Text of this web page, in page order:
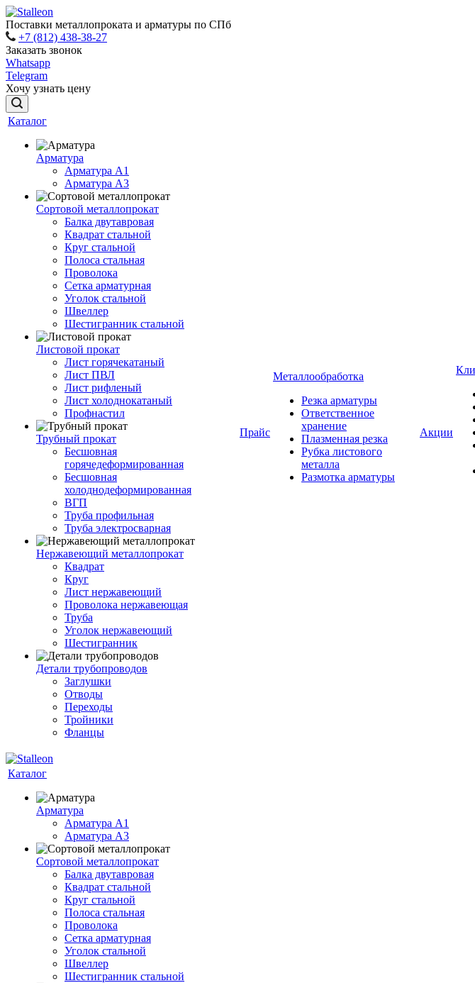
Поставки металлопроката и арматуры по СПб
+7 (812) 438-38-27
Заказать звонок
Whatsapp
Telegram
Хочу узнать цену
Каталог
Арматура
Арматура A1
Арматура А3
Сортовой металлопрокат
Балка двутавровая
Квадрат стальной
Круг стальной
Полоса стальная
Проволока
Сетка арматурная
Уголок стальной
Швеллер
Шестигранник стальной
Листовой прокат
Лист горячекатаный
Лист ПВЛ
Лист рифленый
Лист холоднокатаный
Профнастил
Трубный прокат
Бесшовная
горячедеформированная
Бесшовная
холоднодеформированная
ВГП
Труба профильная
Труба электросварная
Нержавеющий металлопрокат
Квадрат
Круг
Лист нержавеющий
Проволока нержавеющая
Труба
Уголок нержавеющий
Шестигранник
Детали трубопроводов
Заглушки
Отводы
Переходы
Тройники
Фланцы
Прайс
Металлообработка
Резка арматуры
Ответственное
хранение
Плазменная резка
Рубка листового
металла
Размотка арматуры
Акции
Каталог
Арматура
Арматура A1
Арматура А3
Сортовой металлопрокат
Балка двутавровая
Квадрат стальной
Круг стальной
Полоса стальная
Проволока
Сетка арматурная
Уголок стальной
Швеллер
Шестигранник стальной